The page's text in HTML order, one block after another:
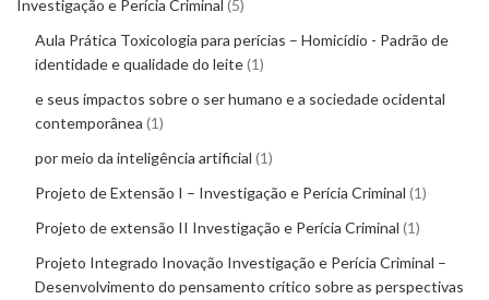
Investigação e Perícia Criminal 5
Aula Prática Toxicologia para perícias – Homicídio - Padrão de
identidade e qualidade do leite 1
e seus impactos sobre o ser humano e a sociedade ocidental
contemporânea 1
por meio da inteligência artificial 1
Projeto de Extensão I – Investigação e Perícia Criminal 1
Projeto de extensão II Investigação e Perícia Criminal 1
Projeto Integrado Inovação Investigação e Perícia Criminal –
Desenvolvimento do pensamento crítico sobre as perspectivas